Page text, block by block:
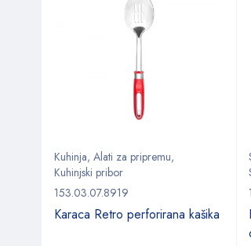
Kuhinja, Alati za pripremu,
Kuhinjski pribor
153.03.07.8919
Karaca Retro perforirana kašika